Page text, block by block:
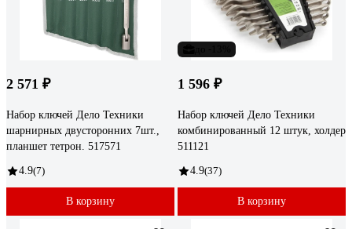
2 571 ₽
Набор ключей Дело Техники
шарнирных двусторонних 7шт.,
планшет тетрон. 517571
4.9(7)
В корзину
1 596 ₽
Набор ключей Дело Техники
комбинированный 12 штук, холдер
511121
4.9(37)
В корзину